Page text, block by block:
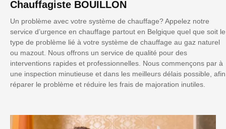
Chauffagiste BOUILLON
Un problème avec votre système de chauffage? Appelez notre
service d’urgence en chauffage partout en Belgique quel que soit le
type de problème lié à votre système de chauffage au gaz naturel
ou mazout. Nous offrons un service de qualité pour des
interventions rapides et professionnelles. Nous commençons par à
une inspection minutieuse et dans les meilleurs délais possible, afin
réparer le problème et réduire les frais de majoration inutiles.